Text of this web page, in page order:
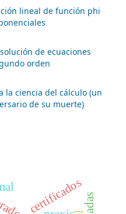
lineal de función phi
de ecuaciones
orden
la ciencia del cálculo (un
de su muerte)
certificados